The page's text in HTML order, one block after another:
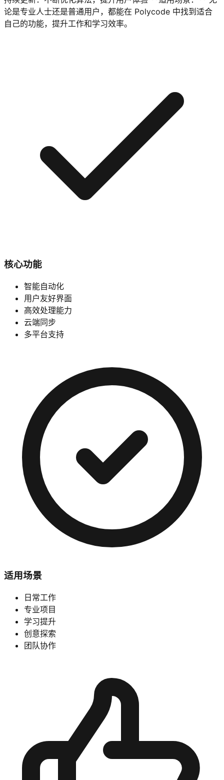
论是专业人士还是普通用户，都能在 Polycode 中找到适合
自己的功能，提升工作和学习效率。
核心功能
智能自动化
用户友好界面
高效处理能力
云端同步
多平台支持
适用场景
日常工作
专业项目
学习提升
创意探索
团队协作